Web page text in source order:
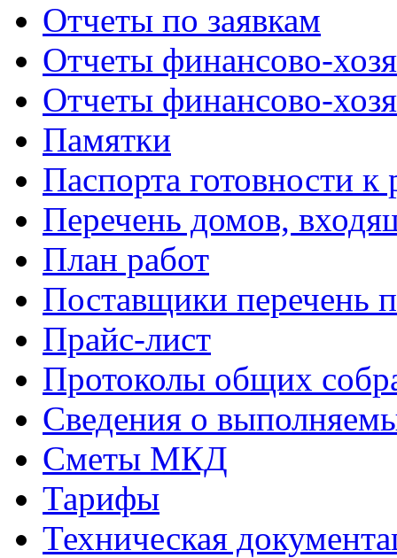
Отчеты по заявкам
Отчеты финансово-
Отчеты финансово-
Памятки
Паспорта готовности
Перечень домов,
План работ
Поставщики перечень
Прайс-лист
Протоколы общих
Сведения о
Сметы МКД
Тарифы
Техническая